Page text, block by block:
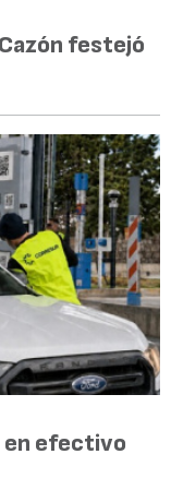
festejó
en efectivo